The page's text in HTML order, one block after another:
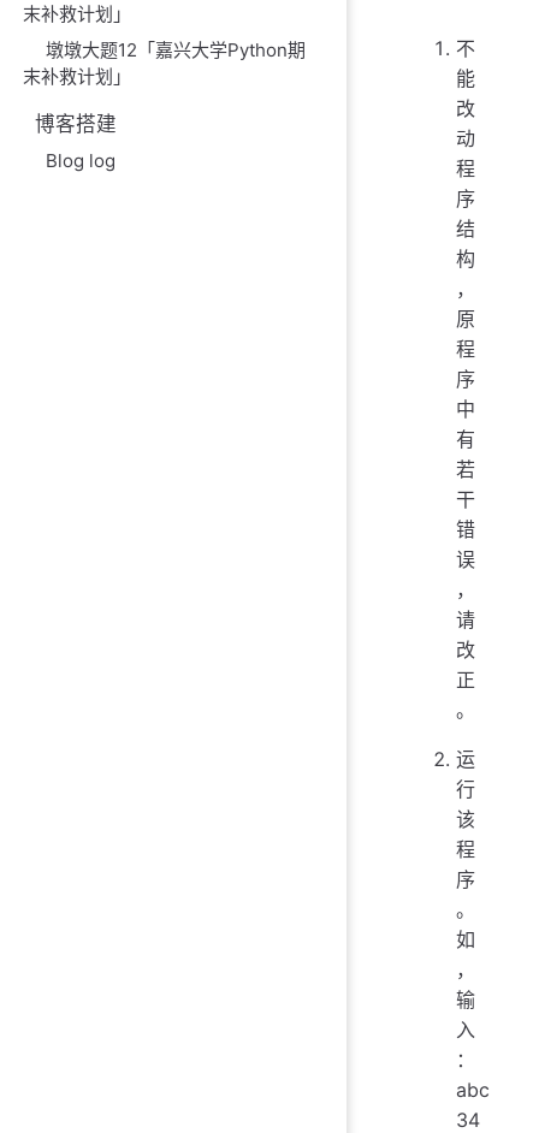
末补救计划」
墩墩大题12「嘉兴大学Python期
末补救计划」
博客搭建
Blog log
不
能
改
动
程
序
结
构
，
原
程
序
中
有
若
干
错
误
，
请
改
正
。
运
行
该
程
序
。
如
，
输
入
：
abc
34